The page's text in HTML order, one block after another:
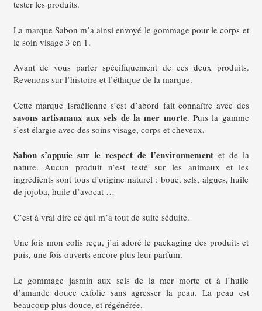
tester les produits.
La marque Sabon m’a ainsi envoyé le gommage pour le corps et
le soin visage 3 en 1.
Avant de vous parler spécifiquement de ces deux produits.
Revenons sur l’histoire et l’éthique de la marque.
Cette marque Israélienne s’est d’abord fait connaître avec des
savons artisanaux aux sels de la mer morte. Puis la gamme
s’est élargie avec des soins visage, corps et cheveux.
Sabon s’appuie sur le respect de l’environnementet de la
nature. Aucun produit n’est testé sur les animaux et les
ingrédients sont tous d’origine naturel : boue, sels, algues, huile
de jojoba, huile d’avocat …
C’est à vrai dire ce qui m’a tout de suite séduite.
Une fois mon colis reçu, j’ai adoré le packaging des produits et
puis, une fois ouverts encore plus leur parfum.
Le gommage jasmin aux sels de la mer morte et à l’huile
d’amande douce exfolie sans agresser la peau. La peau est
beaucoup plus douce, et régénérée.